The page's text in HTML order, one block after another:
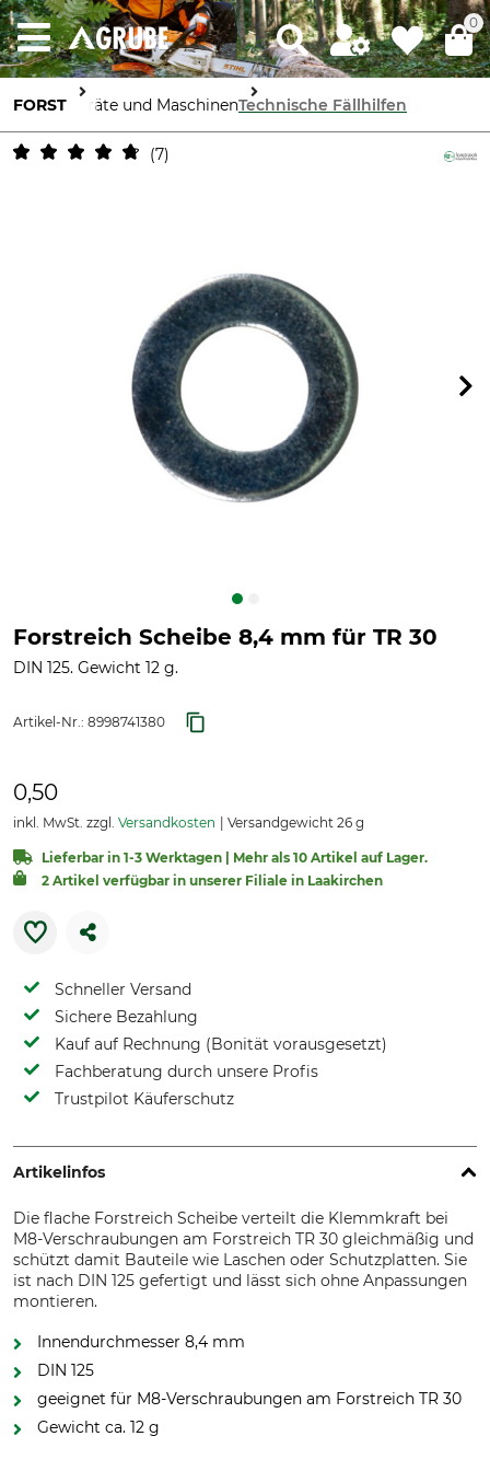
0
FORST Geräte und MaschinenTechnische Fällhilfen
7
Forstreich Scheibe 8,4 mm für TR 30
DIN 125. Gewicht 12 g.
Artikel-Nr.: 8998741380
0,50
inkl. MwSt. zzgl. Versandkosten Versandgewicht 26 g
Lieferbar in 1-3 Werktagen | Mehr als 10 Artikel auf Lager.
2 Artikel verfügbar in unserer Filiale in Laakirchen
Schneller Versand
Sichere Bezahlung
Kauf auf Rechnung (Bonität vorausgesetzt)
Fachberatung durch unsere Profis
Trustpilot Käuferschutz
Artikelinfos
Die flache Forstreich Scheibe verteilt die Klemmkraft bei
M8-Verschraubungen am Forstreich TR 30 gleichmäßig und
schützt damit Bauteile wie Laschen oder Schutzplatten. Sie
ist nach DIN 125 gefertigt und lässt sich ohne Anpassungen
montieren.
Innendurchmesser 8,4 mm
DIN 125
geeignet für M8-Verschraubungen am Forstreich TR 30
Gewicht ca. 12 g